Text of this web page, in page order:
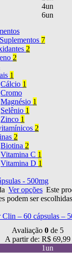
4un
6un
7
2
2
1
Cálcio 1
Cromo
Magnésio 1
Selênio 1
Zinco 1
2
2
Biotina 2
Vitamina C 1
Vitamina D 1
Ver opções Este
podem ser
Clin – 60 cápsulas –
Avaliação 0 de 5
A partir de: R$ 69,99
1un